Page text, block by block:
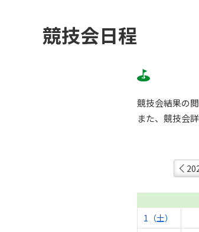
競技会日程
競技会結果の閲
また、競技会
1（土）